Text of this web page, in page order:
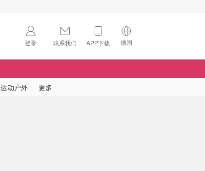
登录 联系我们 APP下载 德国
🇺🇸
运动户外 更多